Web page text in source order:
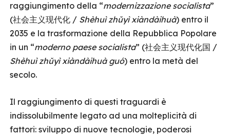
raggiungimento della “modernizzazione socialista”
(社会主义现代化 / Shèhuì zhǔyì xiàndàihuà) entro il
2035 e la trasformazione della Repubblica Popolare
in un “moderno paese socialista” (社会主义现代化国 /
Shèhuì zhǔyì xiàndàihuà guó) entro la metà del
secolo.
Il raggiungimento di questi traguardi è
indissolubilmente legato ad una molteplicità di
fattori: sviluppo di nuove tecnologie, poderosi